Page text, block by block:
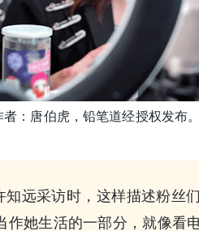
：唐伯虎，铅笔道经授权发布。
知远采访时，这样描述粉丝
作她生活的一部分，就像看